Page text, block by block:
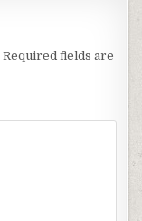
Required fields are